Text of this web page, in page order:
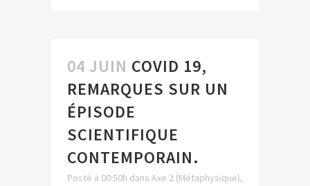
04 JUIN COVID 19,
REMARQUES SUR UN
ÉPISODE
SCIENTIFIQUE
CONTEMPORAIN.
Posté à 00:50h dans Axe 2 (Métaphysique),